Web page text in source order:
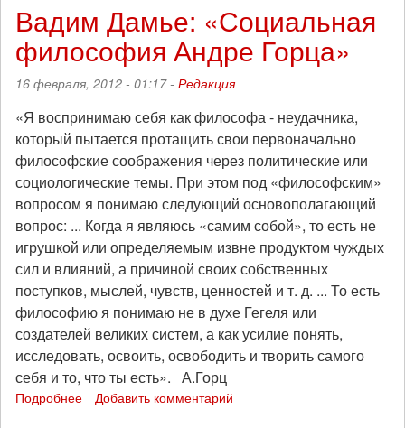
журнал
PunkWay
#7,
2012
(русская
и
английская
версии)
Вадим Дамье: «Социальная
философия Андре Горца»
16 февраля, 2012 - 01:17 - Редакция
«Я воспринимаю себя как философа - неудачника,
который пытается протащить свои первоначально
философские соображения через политические или
социологические темы. При этом под «философским»
вопросом я понимаю следующий основополагающий
вопрос: ... Когда я являюсь «самим собой», то есть не
игрушкой или определяемым извне продуктом чуждых
сил и влияний, а причиной своих собственных
поступков, мыслей, чувств, ценностей и т. д. ... То есть
философию я понимаю не в духе Гегеля или
создателей великих систем, а как усилие понять,
исследовать, освоить, освободить и творить самого
себя и то, что ты есть». А.Горц
Подробнее Добавить комментарий